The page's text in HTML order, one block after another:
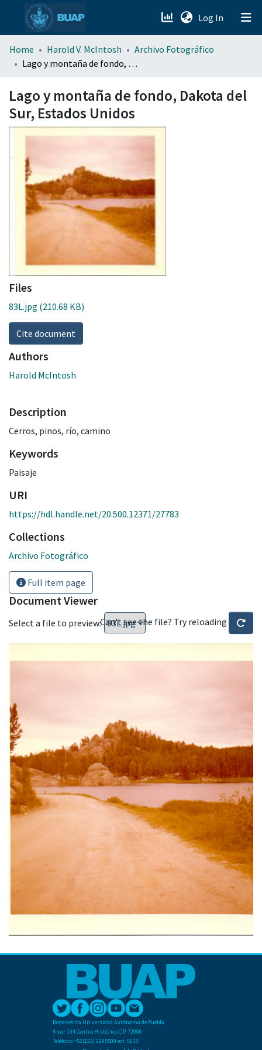
Log In (current)
menu.section.about_menu
Home Harold V. McIntosh
Archivo Fotográfico
Lago y montaña de fondo, Dakota del Sur, Estados Unidos
Lago y montaña de fondo, Dakota del
Sur, Estados Unidos
Files
83L.jpg (210.68 KB)
Cite document
Authors
Harold McIntosh
Description
Cerros, pinos, río, camino
Keywords
Paisaje
URI
https://hdl.handle.net/20.500.12371/27783
Collections
Archivo Fotográfico
Full item page
Document Viewer
Select a file to preview:Can't see the file? Try reloading
Benemérita Universidad Autónoma de Puebla
4 sur 104 Centro Histórico C.P. 72000
Teléfono +52(222) 2295500 ext. 5013